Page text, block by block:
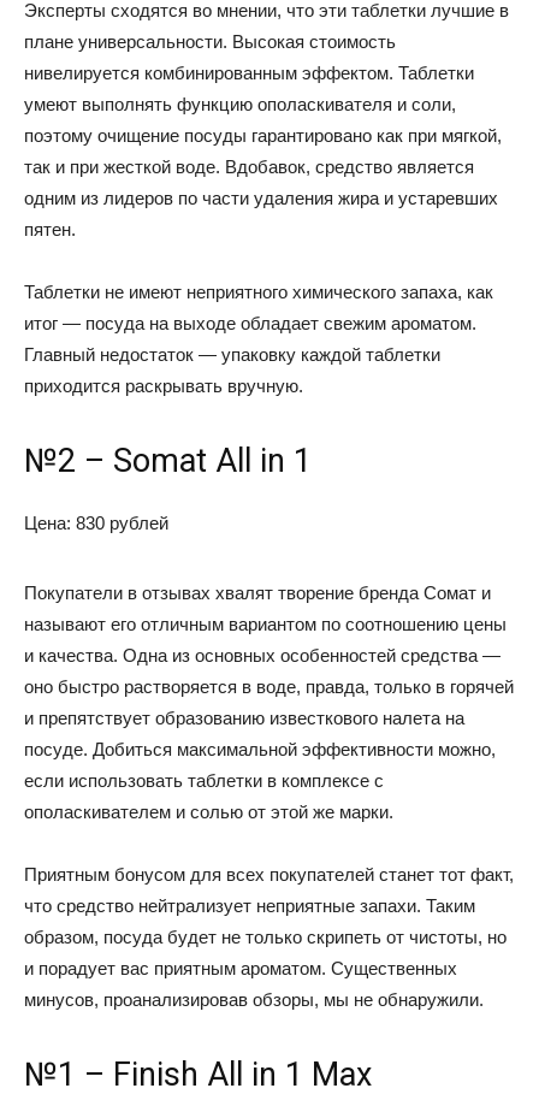
Эксперты сходятся во мнении, что эти таблетки лучшие в
плане универсальности. Высокая стоимость
нивелируется комбинированным эффектом. Таблетки
умеют выполнять функцию ополаскивателя и соли,
поэтому очищение посуды гарантировано как при мягкой,
так и при жесткой воде. Вдобавок, средство является
одним из лидеров по части удаления жира и устаревших
пятен.
Таблетки не имеют неприятного химического запаха, как
итог — посуда на выходе обладает свежим ароматом.
Главный недостаток — упаковку каждой таблетки
приходится раскрывать вручную.
№2 – Somat All in 1
Цена: 830 рублей
Покупатели в отзывах хвалят творение бренда Сомат и
называют его отличным вариантом по соотношению цены
и качества. Одна из основных особенностей средства —
оно быстро растворяется в воде, правда, только в горячей
и препятствует образованию известкового налета на
посуде. Добиться максимальной эффективности можно,
если использовать таблетки в комплексе с
ополаскивателем и солью от этой же марки.
Приятным бонусом для всех покупателей станет тот факт,
что средство нейтрализует неприятные запахи. Таким
образом, посуда будет не только скрипеть от чистоты, но
и порадует вас приятным ароматом. Существенных
минусов, проанализировав обзоры, мы не обнаружили.
№1 – Finish All in 1 Max